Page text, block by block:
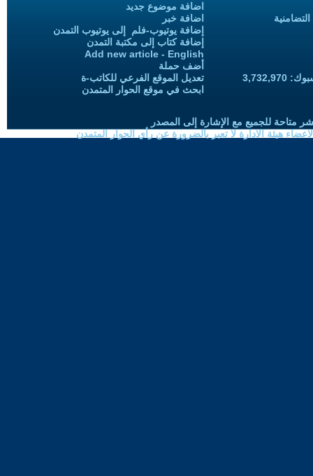
اضافة موضوع جديد
اضافة خبر
إضافة يوتيوب-فلم إلى يوتيوب التمدن
إضافة كتاب إلى مكتبة التمدن
Add new article - English
أضف حملة
تعديل الموقع الفرعي للكاتب-ة
ابحث في موقع الحوار المتمدن
متاحة للجميع مع الإشارة إلى المصدر
هيئة الادارة لا تعبر بالضرورة عن رأي الحوار المتمدن